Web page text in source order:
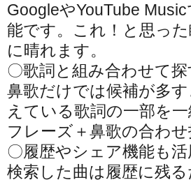
GoogleやYouTube
能です。これ！と思っ
に晴れます。
〇歌詞と組み合わせて探
鼻歌だけでは候補が多
えている歌詞の一部を
フレーズ＋鼻歌の合わ
〇履歴やシェア機能も活
検索した曲は履歴に残